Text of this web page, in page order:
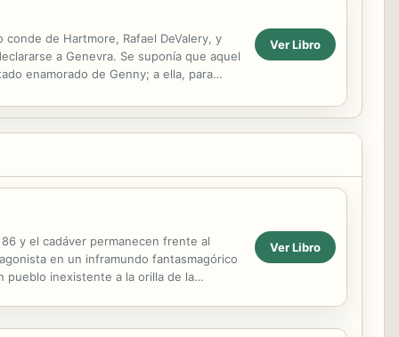
de Hartmore, Rafael DeValery, y
a Genevra. Se suponía que aquel
enamorado de Genny; a ella, para
Ver Libro
y el cadáver permanecen frente al
en un inframundo fantasmagórico
pueblo inexistente a la orilla de la
Ver Libro